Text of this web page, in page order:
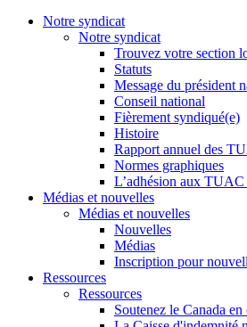
Notre syndicat
Notre syndicat
Trouvez votre section
Statuts
Message du président
Conseil national
Fièrement syndiqué(e)
Histoire
Rapport annuel des
Normes graphiques
L’adhésion aux TUAC
Médias et nouvelles
Médias et nouvelles
Nouvelles
Médias
Inscription pour
Ressources
Ressources
Soutenez le Canada